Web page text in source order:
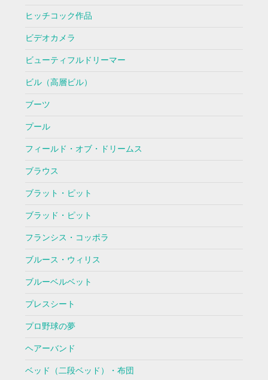
ヒッチコック作品
ビデオカメラ
ビューティフルドリーマー
ビル（高層ビル）
ブーツ
プール
フィールド・オブ・ドリームス
ブラウス
ブラット・ピット
ブラッド・ピット
フランシス・コッポラ
ブルース・ウィリス
ブルーベルベット
プレスシート
プロ野球の夢
ヘアーバンド
ベッド（二段ベッド）・布団